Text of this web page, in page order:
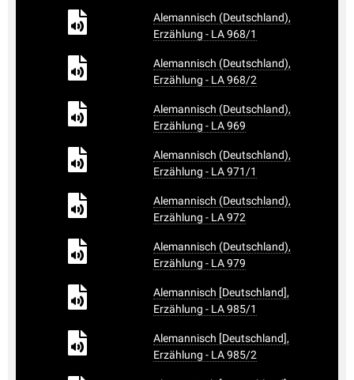
Alemannisch (Deutschland),
Erzählung - LA 968/1
Alemannisch (Deutschland),
Erzählung - LA 968/2
Alemannisch (Deutschland),
Erzählung - LA 969
Alemannisch (Deutschland),
Erzählung - LA 971/1
Alemannisch (Deutschland),
Erzählung - LA 972
Alemannisch (Deutschland),
Erzählung - LA 979
Alemannisch [Deutschland],
Erzählung - LA 985/1
Alemannisch [Deutschland],
Erzählung - LA 985/2